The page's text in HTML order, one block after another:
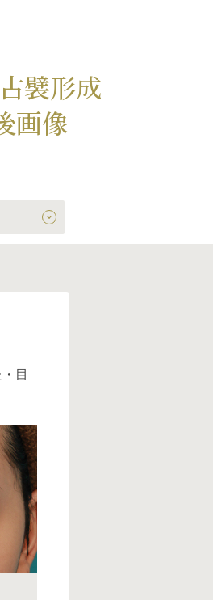
襞形成
画像
目